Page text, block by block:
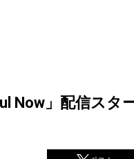
Now」配信スタ